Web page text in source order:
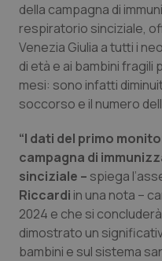
Calabria
Campania
Emilia-Romagna
Friuli Venezia
Lazio
Liguria
Asma & BPCO
Car-T
Colesterolo &
Dermatite Atopica
Diabete &
Disturbi
della campagna di
respiratorio sinciziale,
Venezia Giulia a tutti i
di età e ai bambini fragili
mesi: sono infatti
soccorso e il numero
“I dati del primo
campagna di
sinciziale – spiega
Riccardi in una nota –
2024 e che si
dimostrato un
bambini e sul sistema